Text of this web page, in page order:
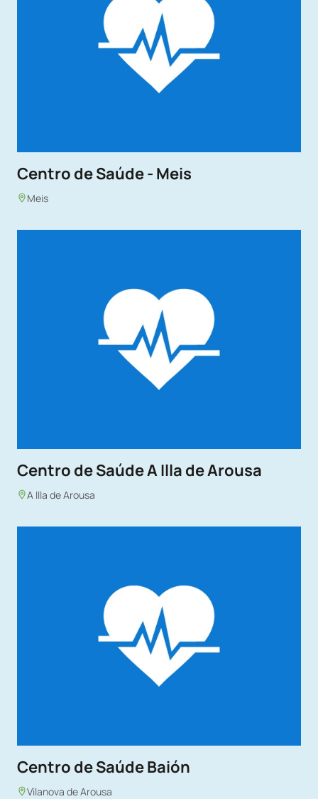
Centro de Saúde - Meis
Meis
Centro de Saúde A Illa de Arousa
A Illa de Arousa
Centro de Saúde Baión
Vilanova de Arousa